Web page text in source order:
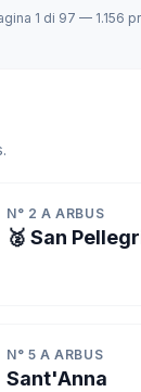
1 di 97 — 1.156
N° 2 A ARBUS
🥈 San
N° 5 A ARBUS
Sant'Anna